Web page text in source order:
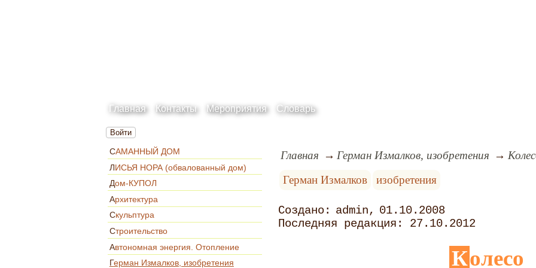
Главная Контакты Мероприятия Словарь
Войти
САМАННЫЙ ДОМ
ЛИСЬЯ НОРА (обвалованный дом)
Дом-КУПОЛ
Архитектура
Скульптура
Строительство
Автономная энергия. Отопление
Герман Измалков, изобретения
Главная Герман Измалков, изобретения
Герман Измалков
изобретения
admin
01.10.2008
27.10.2012
Колесо